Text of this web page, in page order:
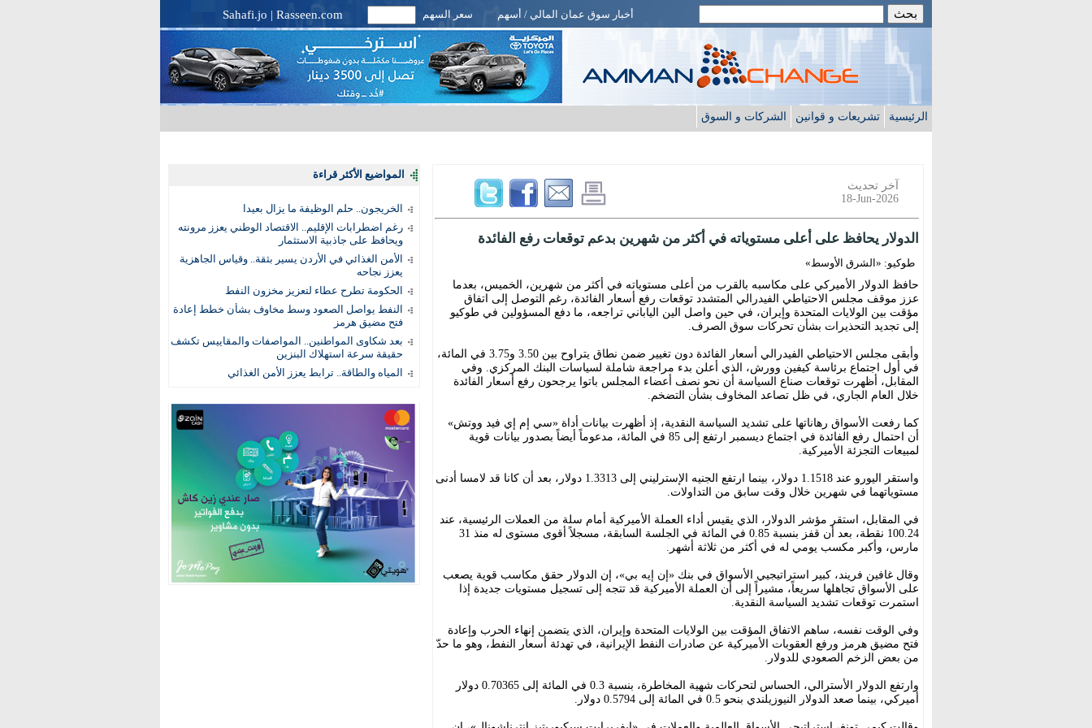
أخبار سوق عمان المالي / أسهم سعر السهم Sahafi.jo | Rasseen.com
الرئيسية تشريعات و قوانين الشركات و السوق
المواضيع الأكثر قراءة
الخريجون.. حلم الوظيفة ما يزال بعيدا
رغم اضطرابات الإقليم.. الاقتصاد الوطني يعزز مرونته
ويحافظ على جاذبية الاستثمار
الأمن الغذائي في الأردن يسير بثقة.. وقياس الجاهزية
يعزز نجاحه
الحكومة تطرح عطاء لتعزيز مخزون النفط
النفط يواصل الصعود وسط مخاوف بشأن خطط إعادة
فتح مضيق هرمز
بعد شكاوى المواطنين.. المواصفات والمقاييس تكشف
حقيقة سرعة استهلاك البنزين
المياه والطاقة.. ترابط يعزز الأمن الغذائي
آخر تحديث
18-Jun-2026
الدولار يحافظ على أعلى مستوياته في أكثر من شهرين بدعم توقعات رفع الفائدة
طوكيو: «الشرق الأوسط»
حافظ الدولار الأميركي على مكاسبه بالقرب من أعلى مستوياته في أكثر من شهرين، الخميس، بعدما
عزز موقف مجلس الاحتياطي الفيدرالي المتشدد توقعات رفع أسعار الفائدة، رغم التوصل إلى اتفاق
مؤقت بين الولايات المتحدة وإيران، في حين واصل الين الياباني تراجعه، ما دفع المسؤولين في طوكيو
إلى تجديد التحذيرات بشأن تحركات سوق الصرف.
وأبقى مجلس الاحتياطي الفيدرالي أسعار الفائدة دون تغيير ضمن نطاق يتراوح بين 3.50 و3.75 في المائة،
في أول اجتماع برئاسة كيفين وورش، الذي أعلن بدء مراجعة شاملة لسياسات البنك المركزي. وفي
المقابل، أظهرت توقعات صناع السياسة أن نحو نصف أعضاء المجلس باتوا يرجحون رفع أسعار الفائدة
خلال العام الجاري، في ظل تصاعد المخاوف بشأن التضخم.
كما رفعت الأسواق رهاناتها على تشديد السياسة النقدية، إذ أظهرت بيانات أداة «سي إم إي فيد ووتش»
أن احتمال رفع الفائدة في اجتماع ديسمبر ارتفع إلى 85 في المائة، مدعوماً أيضاً بصدور بيانات قوية
لمبيعات التجزئة الأميركية.
واستقر اليورو عند 1.1518 دولار، بينما ارتفع الجنيه الإسترليني إلى 1.3313 دولار، بعد أن كانا قد لامسا أدنى
مستوياتهما في شهرين خلال وقت سابق من التداولات.
في المقابل، استقر مؤشر الدولار، الذي يقيس أداء العملة الأميركية أمام سلة من العملات الرئيسية، عند
100.24 نقطة، بعد أن قفز بنسبة 0.85 في المائة في الجلسة السابقة، مسجلاً أقوى مستوى له منذ 31
مارس، وأكبر مكسب يومي له في أكثر من ثلاثة أشهر.
وقال غافين فريند، كبير استراتيجيي الأسواق في بنك «إن إيه بي»، إن الدولار حقق مكاسب قوية يصعب
على الأسواق تجاهلها سريعاً، مشيراً إلى أن العملة الأميركية قد تتجه إلى تسجيل مستويات جديدة إذا
استمرت توقعات تشديد السياسة النقدية.
وفي الوقت نفسه، ساهم الاتفاق المؤقت بين الولايات المتحدة وإيران، الذي يتضمن إنهاء الحرب وإعادة
فتح مضيق هرمز ورفع العقوبات الأميركية عن صادرات النفط الإيرانية، في تهدئة أسعار النفط، وهو ما حدّ
من بعض الزخم الصعودي للدولار.
وارتفع الدولار الأسترالي، الحساس لتحركات شهية المخاطرة، بنسبة 0.3 في المائة إلى 0.70365 دولار
أميركي، بينما صعد الدولار النيوزيلندي بنحو 0.5 في المائة إلى 0.5794 دولار.